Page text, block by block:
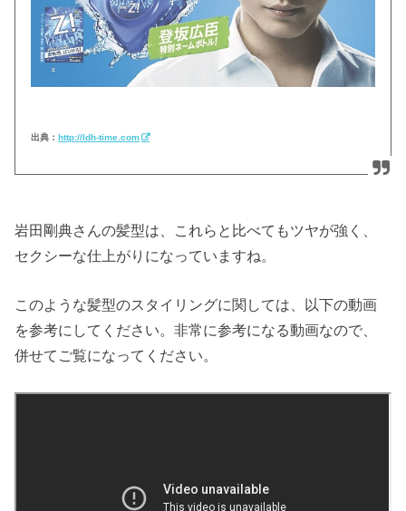
出典： http://ldh-time.com
岩田剛典さんの髪型は、これらと比べてもツヤが強く、
セクシーな仕上がりになっていますね。
このような髪型のスタイリングに関しては、以下の動画
を参考にしてください。非常に参考になる動画なので、
併せてご覧になってください。